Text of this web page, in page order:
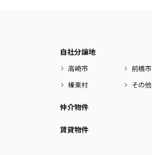
自社分譲地
高崎市 前橋市
榛東村
その他
仲介物件
賃貸物件